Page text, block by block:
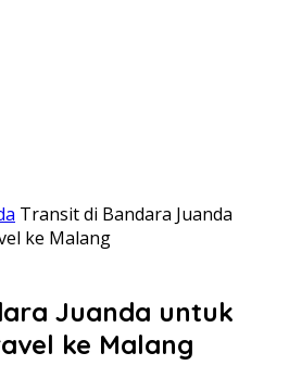
Transit di Bandara Juanda
ke Malang
Juanda untuk
ke Malang